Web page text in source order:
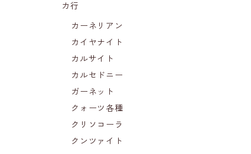
カ行
カーネリアン
カイヤナイト
カルサイト
カルセドニー
ガーネット
クォーツ各種
クリソコーラ
クンツァイト